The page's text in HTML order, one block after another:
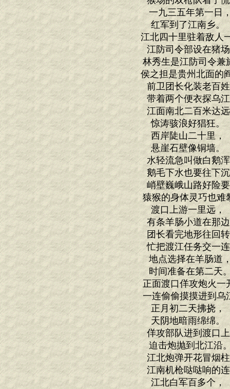
一九三五年第一
红军到了江南
江北四十里驻着敌人
江防司令部设在猪
林秀生是江防司令兼
侯之担是贵州北面的
前卫团长化装老百
带着两个便衣探乌
江面南北二百米达
惊涛骇浪好猖
西岸陡山二十
悬崖石壁像铜
水轻流急叫做白鹅
鹅毛下水也要往下
峭壁巍峨山路好险
猿猴的身体灵巧也难
渡口上游一里
有条羊肠小道在那
团长看完地形往回
忙把渡江任务交一
地点选择在羊肠
时间准备在第二
正面渡口佯攻炮火一
一连偷偷摸摸进到乌
正月初二天拂
天阴地暗雨绵
佯攻部队进到渡口
迫击炮抛到北江
江北炮弹开花冒烟
江南机枪哒哒响的
江北白军百多